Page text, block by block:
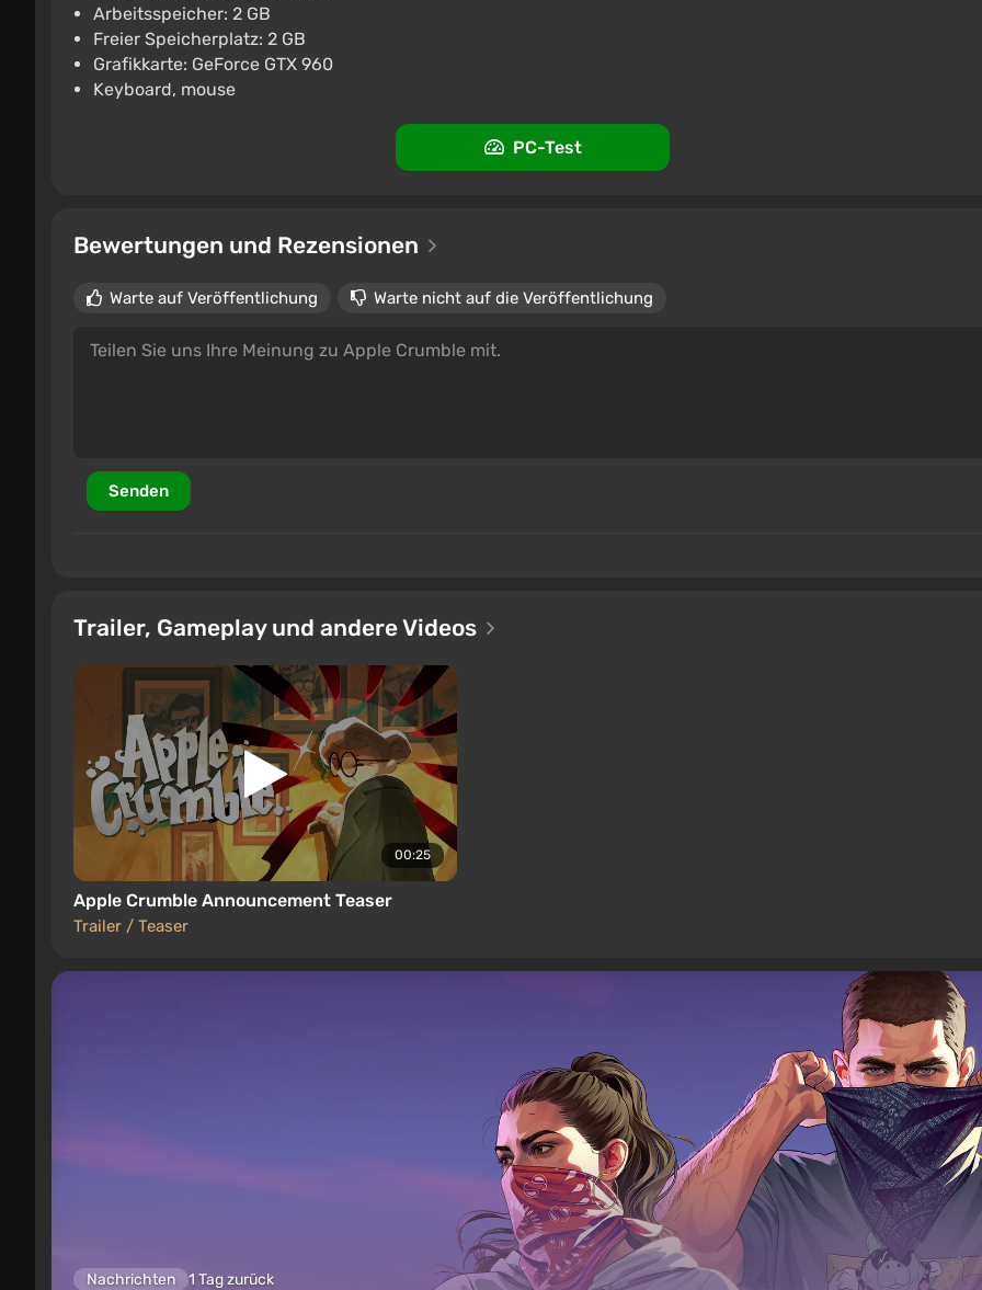
Arbeitsspeicher: 2 GB
Freier Speicherplatz: 2 GB
Grafikkarte: GeForce GTX 960
Keyboard, mouse
PC-Test
Bewertungen und Rezensionen
Warte auf Veröffentlichung Warte nicht auf die Veröffentlichung
Senden
Trailer, Gameplay und andere Videos
00:25
Apple Crumble Announcement Teaser
Trailer / Teaser
Nachrichten 1 Tag zurück